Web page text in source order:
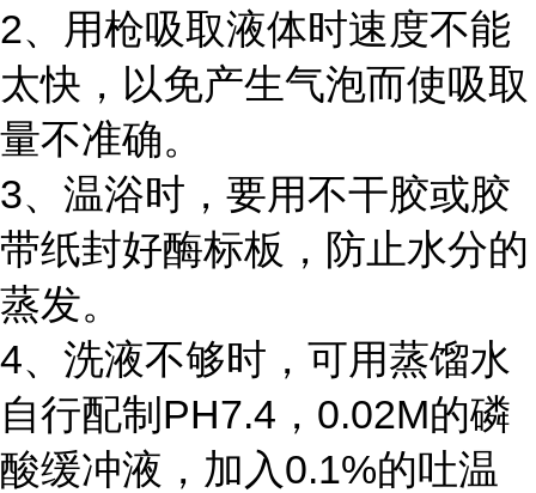
2、用枪吸取液体时速度不能
太快，以免产生气泡而使吸取
量不准确。
3、温浴时，要用不干胶或胶
带纸封好酶标板，防止水分的
蒸发。
4、洗液不够时，可用蒸馏水
自行配制PH7.4，0.02M的磷
酸缓冲液，加入0.1%的吐温